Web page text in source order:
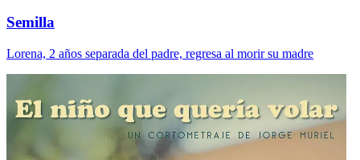
Semilla
Lorena, 2 años separada del padre, regresa al morir su madre